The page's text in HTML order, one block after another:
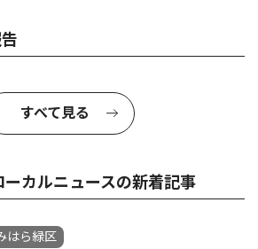
すべて見る
ーカルニュースの新着記事
はら緑区